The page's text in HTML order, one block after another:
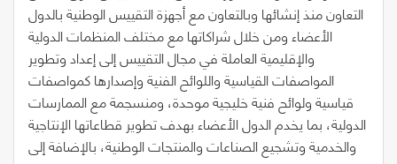
التعاون منذ إنشائها وبالتعاون مع أجهزة التقييس الوطنية بالدول
الأعضاء ومن خلال شراكاتها مع مختلف المنظمات الدولية
والإقليمية العاملة في مجال التقييس إلى إعداد وتطوير
المواصفات القياسية واللوائح الفنية وإصدارها كمواصفات
قياسية ولوائح فنية خليجية موحدة، ومنسجمة مع الممارسات
الدولية، بما يخدم الدول الأعضاء بهدف تطوير قطاعاتها الإنتاجية
والخدمية وتشجيع الصناعات والمنتجات الوطنية، بالإضافة إلى